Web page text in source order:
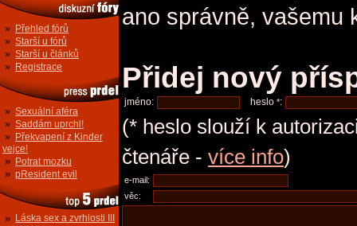
» Přehled fórů
» Starší u fórů
» Starší u článků
» Registrace
» Sexuální aféra
» Saddám uprchl!
» Překvapení z Kinder
vejce!
» Potrat mozku
» pResident evil
» Láska sex a zvrhlosti III
ano správně, vašemu
Přidej nový
jméno: heslo *:
(* heslo slouží k
čtenáře - více info)
e-mail:
věc: